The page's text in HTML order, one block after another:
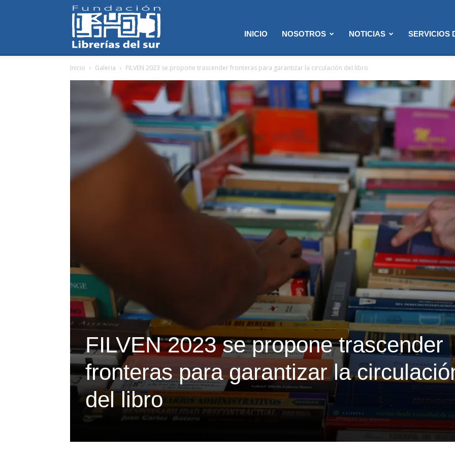
Librerías
del
INICIO NOSOTROS NOTICIAS SERVICIOS
Inicio Galeria FILVEN 2023 se propone trascender fronteras para garantizar la circulación del libro
FILVEN 2023 se propone trascender
fronteras para garantizar la
del libro